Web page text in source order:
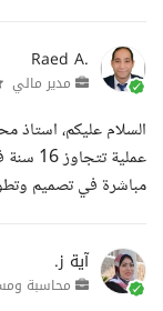
Raed A.
مدير مالي
السلام عليكم، استاذ
عملية
مباشرة في تصميم
آية ز.
محاسبة